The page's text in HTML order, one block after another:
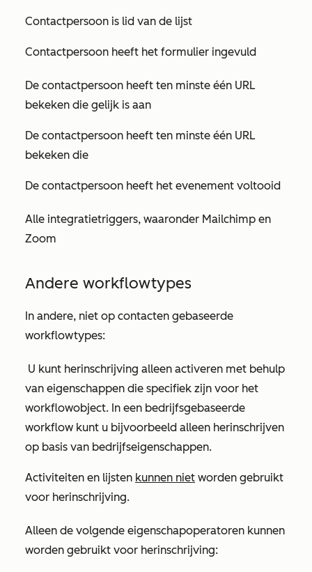
Contactpersoon is lid van de lijst
Contactpersoon heeft het formulier ingevuld
De contactpersoon heeft ten minste één URL
bekeken die gelijk is aan
De contactpersoon heeft ten minste één URL
bekeken die
De contactpersoon heeft het evenement voltooid
Alle integratietriggers, waaronder Mailchimp en
Zoom
Andere workflowtypes
In andere, niet op contacten gebaseerde
workflowtypes:
U kunt herinschrijving alleen activeren met behulp
van eigenschappen die specifiek zijn voor het
workflowobject. In een bedrijfsgebaseerde
workflow kunt u bijvoorbeeld alleen herinschrijven
op basis van bedrijfseigenschappen.
Activiteiten en lijsten kunnen niet worden gebruikt
voor herinschrijving.
Alleen de volgende eigenschapoperatoren kunnen
worden gebruikt voor herinschrijving: